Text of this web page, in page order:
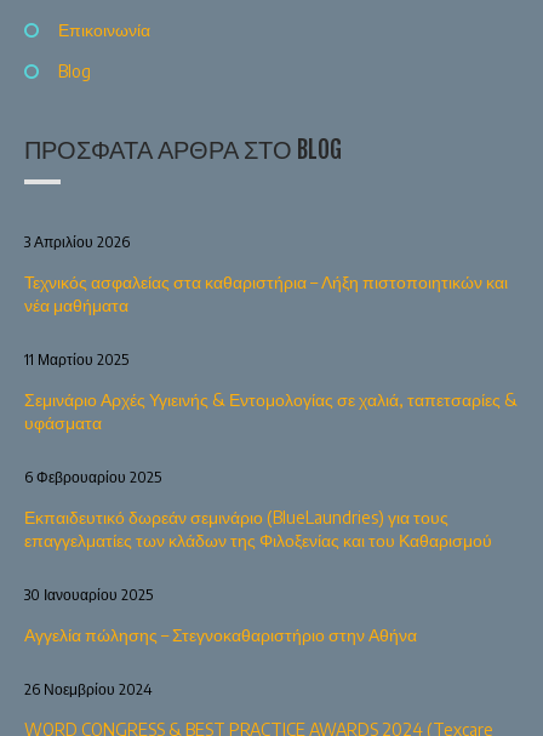
Επικοινωνία
Blog
ΠΡΌΣΦΑΤΑ ΆΡΘΡΑ ΣΤΟ BLOG
Τεχνικός ασφαλείας στα καθαριστήρια – Λήξη πιστοποιητικών και
νέα μαθήματα
3 Απριλίου 2026
Σεμινάριο Αρχές Υγιεινής & Εντομολογίας σε χαλιά, ταπετσαρίες &
υφάσματα
11 Μαρτίου 2025
Εκπαιδευτικό δωρεάν σεμινάριο (BlueLaundries) για τους
επαγγελματίες των κλάδων της Φιλοξενίας και του Καθαρισμού
6 Φεβρουαρίου 2025
Αγγελία πώλησης – Στεγνοκαθαριστήριο στην Αθήνα
30 Ιανουαρίου 2025
WORD CONGRESS & BEST PRACTICE AWARDS 2024 (Texcare
26 Νοεμβρίου 2024